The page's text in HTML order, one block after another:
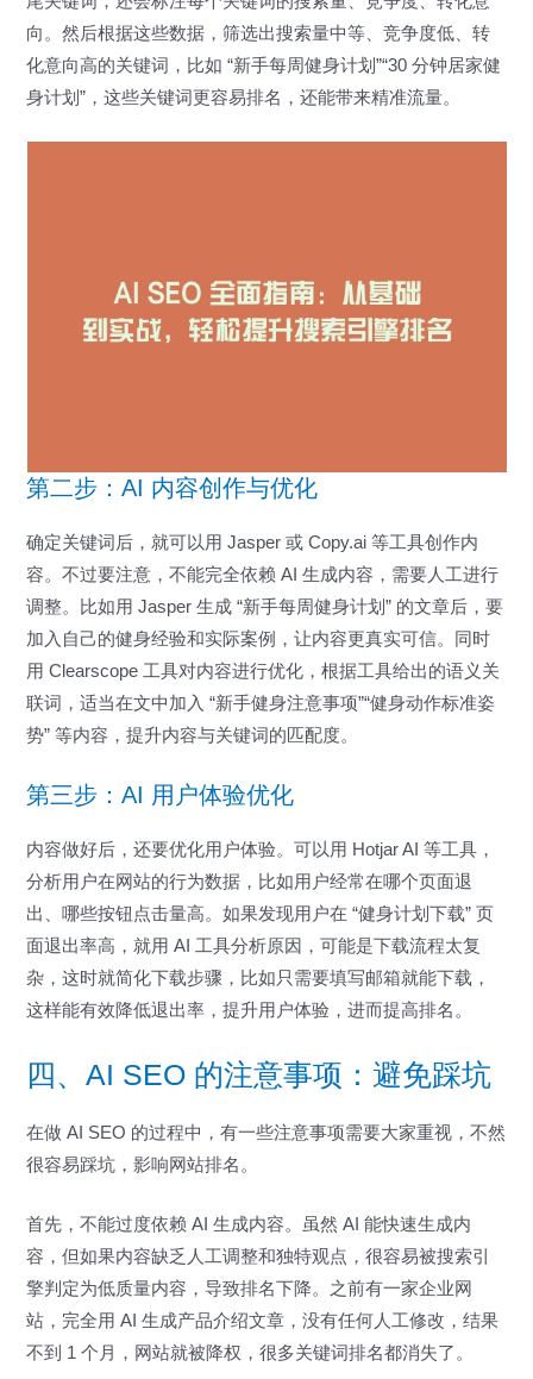
向。然后根据这些数据，筛选出搜索量中等、竞争度低、转
化意向高的关键词，比如 “新手每周健身计划”“30 分钟居家健
身计划”，这些关键词更容易排名，还能带来精准流量。
第二步：AI 内容创作与优化
确定关键词后，就可以用 Jasper 或 Copy.ai 等工具创作内
容。不过要注意，不能完全依赖 AI 生成内容，需要人工进行
调整。比如用 Jasper 生成 “新手每周健身计划” 的文章后，要
加入自己的健身经验和实际案例，让内容更真实可信。同时
用 Clearscope 工具对内容进行优化，根据工具给出的语义关
联词，适当在文中加入 “新手健身注意事项”“健身动作标准姿
势” 等内容，提升内容与关键词的匹配度。
第三步：AI 用户体验优化
内容做好后，还要优化用户体验。可以用 Hotjar AI 等工具，
分析用户在网站的行为数据，比如用户经常在哪个页面退
出、哪些按钮点击量高。如果发现用户在 “健身计划下载” 页
面退出率高，就用 AI 工具分析原因，可能是下载流程太复
杂，这时就简化下载步骤，比如只需要填写邮箱就能下载，
这样能有效降低退出率，提升用户体验，进而提高排名。
四、AI SEO 的注意事项：避免踩坑
在做 AI SEO 的过程中，有一些注意事项需要大家重视，不然
很容易踩坑，影响网站排名。
首先，不能过度依赖 AI 生成内容。虽然 AI 能快速生成内
容，但如果内容缺乏人工调整和独特观点，很容易被搜索引
擎判定为低质量内容，导致排名下降。之前有一家企业网
站，完全用 AI 生成产品介绍文章，没有任何人工修改，结果
不到 1 个月，网站就被降权，很多关键词排名都消失了。